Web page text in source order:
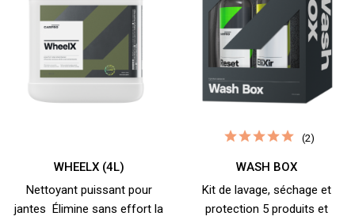
WHEELX (4L)
Nettoyant puissant pour
jantes Élimine sans effort la
(2)
WASH BOX
Kit de lavage, séchage et
protection 5 produits et